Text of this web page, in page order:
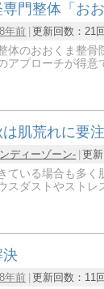
門整体「おお
8年前 更新回数：21回
体のおおくま整
アプローチが得意
肌荒れに要
ディーゾーン- 更
ている場合も多く
スダストやストレ
決
8年前 更新回数： 11回